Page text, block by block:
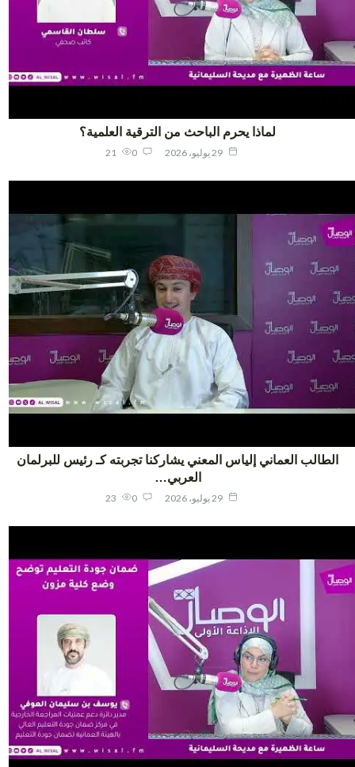
لماذا يحرم الباحث من الترقية العلمية؟
21
العماني إلياس المعني يشاركنا تجربته كـ رئيس للبرلمان
العربي…
23